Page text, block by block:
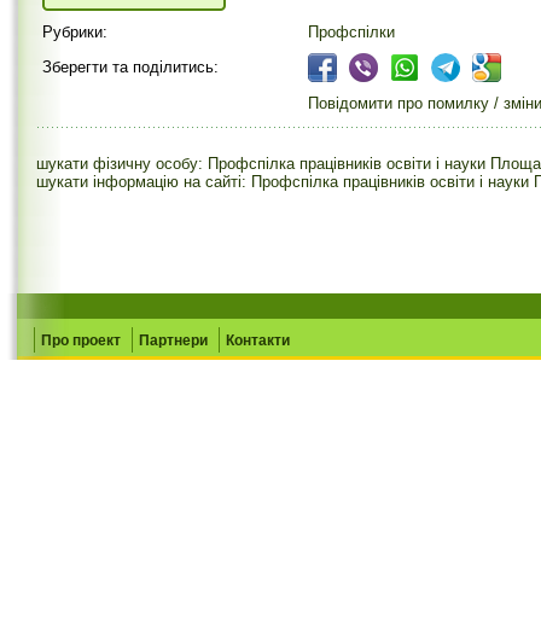
Рубрики:
Профспілки
Зберегти та поділитись:
Повідомити про помилку / зміни
шукати фізичну особу: Профспілка працівників освіти і науки
шукати інформацію на сайті: Профспілка працівників освіти і
Про проект Партнери Контакти